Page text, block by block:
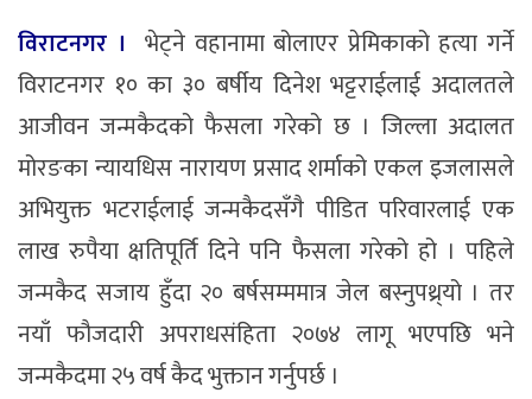
विराटनगर । भेट्ने वहानामा बोलाएर प्रेमिकाको हत्या गर्ने
विराटनगर १० का ३० बर्षीय दिनेश भट्टराईलाई अदालतले
आजीवन जन्मकैदको फैसला गरेको छ । जिल्ला अदालत
मोरङका न्यायधिस नारायण प्रसाद शर्माको एकल इजलासले
अभियुक्त भटराईलाई जन्मकैदसँगै पीडित परिवारलाई एक
लाख रुपैया क्षतिपूर्ति दिने पनि फैसला गरेको हो । पहिले
जन्मकैद सजाय हुँदा २० बर्षसम्ममात्र जेल बस्नुपथ्र्यो । तर
नयाँ फौजदारी अपराधसंहिता २०७४ लागू भएपछि भने
जन्मकैदमा २५ वर्ष कैद भुक्तान गर्नुपर्छ ।